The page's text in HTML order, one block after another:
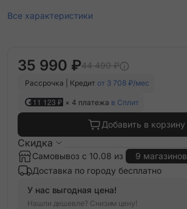
Все характеристики
35 990 ₽44 490 ₽
Рассрочка | Кредит от 3 708 ₽/мес
11 123 ₽ × 4 платежа в Сплит
Добавить в корзину
Скидка
Самовывоз с 10.08 из
9 магазинов
Доставка по городу бесплатно
У нас выгодная цена!
Нашли дешевле? Снизим цену!